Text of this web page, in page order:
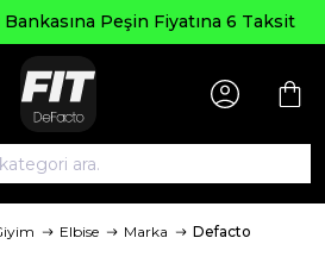
Bankasına Peşin Fiyatına 6 Taksit
Elbise Marka Defacto